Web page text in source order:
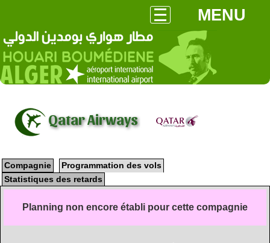
MENU
Qatar Airways
Compagnie
Programmation des vols
Statistiques des retards
Planning non encore établi pour cette compagnie